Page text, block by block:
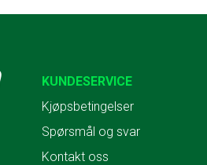
KUNDESERVICE
Kjøpsbetingelser
Spørsmål og svar
Kontakt oss